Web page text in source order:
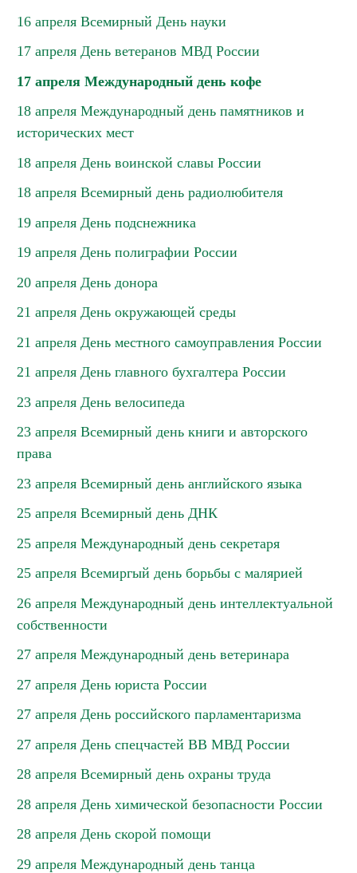
16 апреля Всемирный День науки
17 апреля День ветеранов МВД России
17 апреля Международный день кофе
18 апреля Международный день памятников и
исторических мест
18 апреля День воинской славы России
18 апреля Всемирный день радиолюбителя
19 апреля День подснежника
19 апреля День полиграфии России
20 апреля День донора
21 апреля День окружающей среды
21 апреля День местного самоуправления России
21 апреля День главного бухгалтера России
23 апреля День велосипеда
23 апреля Всемирный день книги и авторского
права
23 апреля Всемирный день английского языка
25 апреля Всемирный день ДНК
25 апреля Международный день секретаря
25 апреля Всемиргый день борьбы с малярией
26 апреля Международный день интеллектуальной
собственности
27 апреля Международный день ветеринара
27 апреля День юриста России
27 апреля День российского парламентаризма
27 апреля День спецчастей ВВ МВД России
28 апреля Всемирный день охраны труда
28 апреля День химической безопасности России
28 апреля День скорой помощи
29 апреля Международный день танца